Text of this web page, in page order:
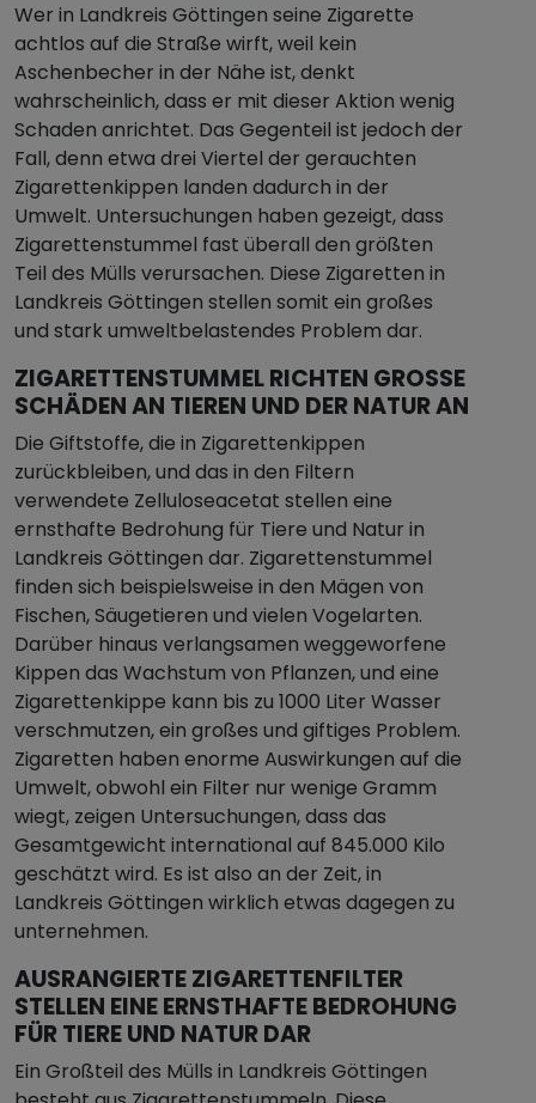
Wer in Landkreis Göttingen seine Zigarette
achtlos auf die Straße wirft, weil kein
Aschenbecher in der Nähe ist, denkt
wahrscheinlich, dass er mit dieser Aktion wenig
Schaden anrichtet. Das Gegenteil ist jedoch der
Fall, denn etwa drei Viertel der gerauchten
Zigarettenkippen landen dadurch in der
Umwelt. Untersuchungen haben gezeigt, dass
Zigarettenstummel fast überall den größten
Teil des Mülls verursachen. Diese Zigaretten in
Landkreis Göttingen stellen somit ein großes
und stark umweltbelastendes Problem dar.
ZIGARETTENSTUMMEL RICHTEN GROSSE S
CHÄDEN AN TIEREN UND DER NATUR AN
Die Giftstoffe, die in Zigarettenkippen
zurückbleiben, und das in den Filtern
verwendete Zelluloseacetat stellen eine
ernsthafte Bedrohung für Tiere und Natur in
Landkreis Göttingen dar. Zigarettenstummel
finden sich beispielsweise in den Mägen von
Fischen, Säugetieren und vielen Vogelarten.
Darüber hinaus verlangsamen weggeworfene
Kippen das Wachstum von Pflanzen, und eine
Zigarettenkippe kann bis zu 1000 Liter Wasser
verschmutzen, ein großes und giftiges Problem.
Zigaretten haben enorme Auswirkungen auf die
Umwelt, obwohl ein Filter nur wenige Gramm
wiegt, zeigen Untersuchungen, dass das
Gesamtgewicht international auf 845.000 Kilo
geschätzt wird. Es ist also an der Zeit, in
Landkreis Göttingen wirklich etwas dagegen zu
unternehmen.
AUSRANGIERTE ZIGARETTENFILTER
STELLEN EINE ERNSTHAFTE BEDROHUNG
FÜR TIERE UND NATUR DAR
Ein Großteil des Mülls in Landkreis Göttingen